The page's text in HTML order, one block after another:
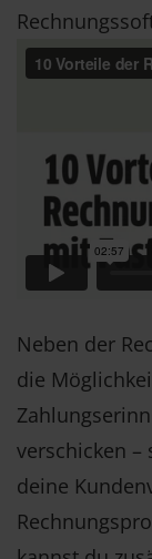
Neben der
die
verschicken
deine